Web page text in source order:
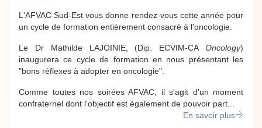
L'AFVAC Sud-Est vous donne rendez-vous cette année pour
un cycle de formation entièrement consacré à l'oncologie.
Le Dr Mathilde LAJOINIE, (Dip. ECVIM-CA Oncology)
inaugurera ce cycle de formation en nous présentant les
"bons réflexes à adopter en oncologie".
Comme toutes nos soirées AFVAC, il s'agit d'un moment
confraternel dont l'objectif est également de pouvoir part...
En savoir plus